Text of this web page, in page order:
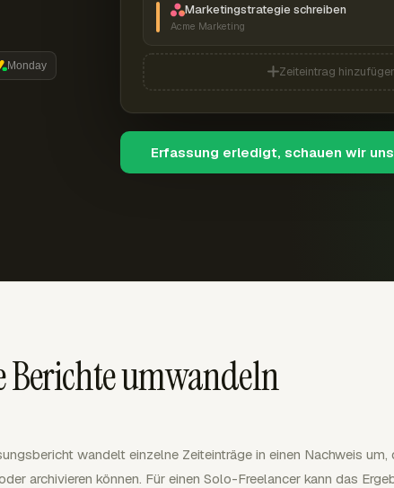
Monday
Marketingstrategie schreiben
Acme Marketing
Zeiteintrag
Erfassung erledigt, schauen wir
Berichte umwandeln
wandelt einzelne Zeiteinträge in einen Nachweis um,
archivieren können. Für einen Solo-Freelancer kann das